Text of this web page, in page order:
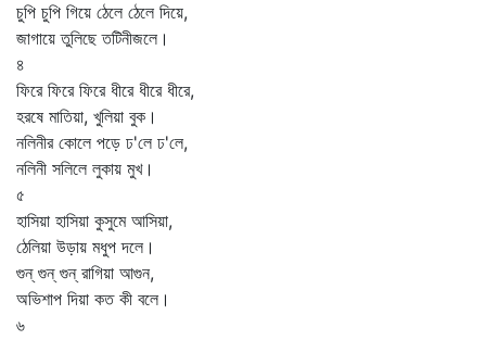
চুপি চুপি গিয়ে ঠেলে ঠেলে দিয়ে,
জাগায়ে তুলিছে তটিনীজলে।
৪
ফিরে ফিরে ফিরে ধীরে ধীরে ধীরে,
হরষে মাতিয়া, খুলিয়া বুক।
নলিনীর কোলে পড়ে ঢ'লে ঢ'লে,
নলিনী সলিলে লুকায় মুখ।
৫
হাসিয়া হাসিয়া কুসুমে আসিয়া,
ঠেলিয়া উড়ায় মধুপ দলে।
গুন্‌ গুন্‌ গুন্‌ রাগিয়া আগুন,
অভিশাপ দিয়া কত কী বলে।
৬